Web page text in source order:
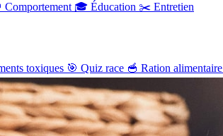
Comportement 🎓 Éducation ✂️ Entretien
toxiques 🎯 Quiz race 🥣 Ration alimentaire